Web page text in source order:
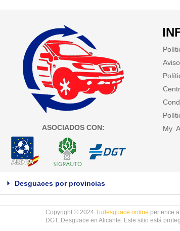
ASOCIADOS CON:
My
Desguaces por provincias
Copyright © 2024 Tudesguace.online pertence
DGT. Desguace en Alicante. Este sitio está